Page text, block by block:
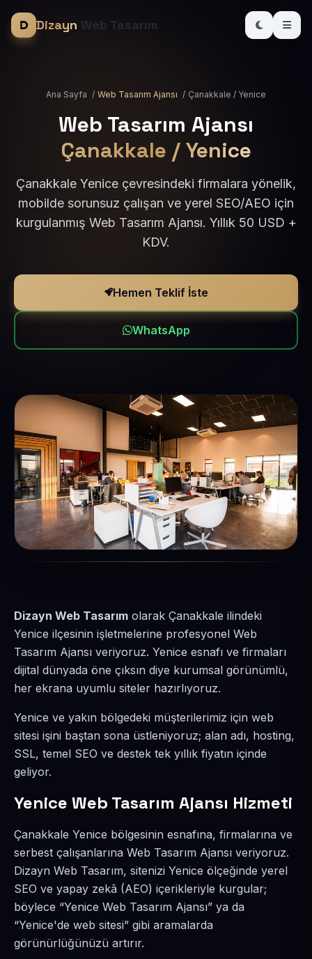
Dizayn Web Tasarım
Ana Sayfa / Web Tasarım Ajansı / Çanakkale / Yenice
Web Tasarım Ajansı
Çanakkale / Yenice
Çanakkale Yenice çevresindeki firmalara yönelik,
mobilde sorunsuz çalışan ve yerel SEO/AEO için
kurgulanmış Web Tasarım Ajansı. Yıllık 50 USD +
KDV.
Hemen Teklif İste
WhatsApp
Dizayn Web Tasarım olarak Çanakkale ilindeki
Yenice ilçesinin işletmelerine profesyonel Web
Tasarım Ajansı veriyoruz. Yenice esnafı ve firmaları
dijital dünyada öne çıksın diye kurumsal görünümlü,
her ekrana uyumlu siteler hazırlıyoruz.
Yenice ve yakın bölgedeki müşterilerimiz için web
sitesi işini baştan sona üstleniyoruz; alan adı, hosting,
SSL, temel SEO ve destek tek yıllık fiyatın içinde
geliyor.
Yenice Web Tasarım Ajansı Hizmeti
Çanakkale Yenice bölgesinin esnafına, firmalarına ve
serbest çalışanlarına Web Tasarım Ajansı veriyoruz.
Dizayn Web Tasarım, sitenizi Yenice ölçeğinde yerel
SEO ve yapay zekâ (AEO) içerikleriyle kurgular;
böylece “Yenice Web Tasarım Ajansı” ya da
“Yenice'de web sitesi” gibi aramalarda
görünürlüğünüzü artırır.